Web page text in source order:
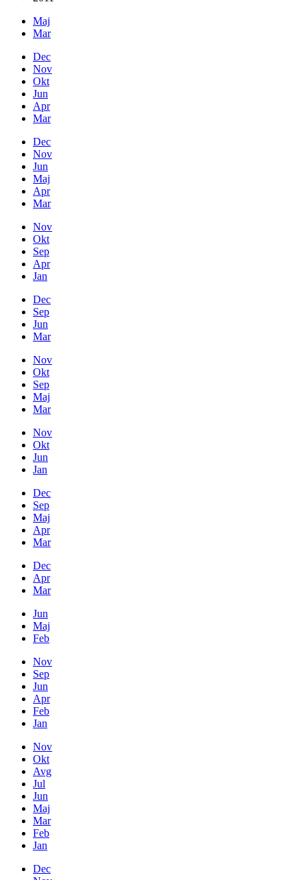
Maj
Mar
Dec
Nov
Okt
Jun
Apr
Mar
Dec
Nov
Jun
Maj
Apr
Mar
Nov
Okt
Sep
Apr
Jan
Dec
Sep
Jun
Mar
Nov
Okt
Sep
Maj
Mar
Nov
Okt
Jun
Jan
Dec
Sep
Maj
Apr
Mar
Dec
Apr
Mar
Jun
Maj
Feb
Nov
Sep
Jun
Apr
Feb
Jan
Nov
Okt
Avg
Jul
Jun
Maj
Mar
Feb
Jan
Dec